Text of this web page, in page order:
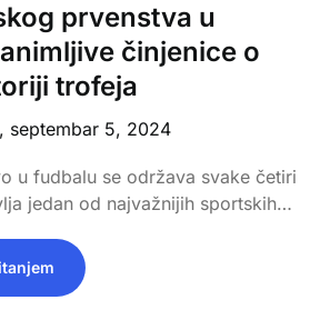
prvenstva u
činjenice o
trofeja
septembar 5, 2024
u fudbalu se održava svake četiri
jedan od najvažnijih sportskih…